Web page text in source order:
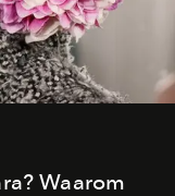
Waarom